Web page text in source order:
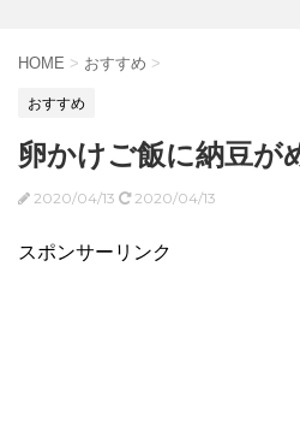
HOME > おすすめ >
おすすめ
卵かけご飯に納豆が
2020/04/13 2020/04/13
スポンサーリンク